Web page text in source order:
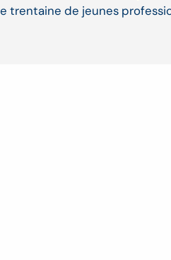
trentaine de jeunes